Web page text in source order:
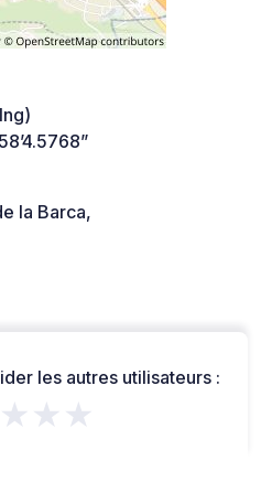
la Barca,
les autres utilisateurs :